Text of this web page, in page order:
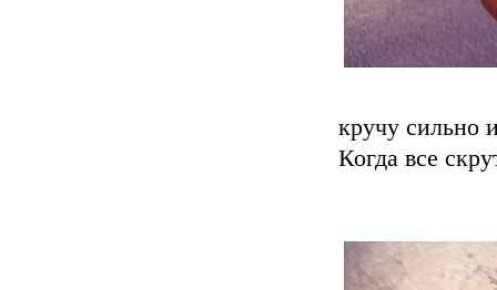
кручу сильно
Когда все